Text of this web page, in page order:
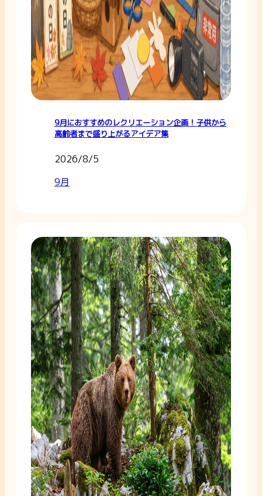
9月におすすめのレクリエーション企画！子供から
高齢者まで盛り上がるアイデア集
2026/8/5
9月